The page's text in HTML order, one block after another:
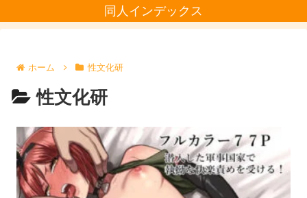
同人インデックス
ホーム 性文化研
性文化研